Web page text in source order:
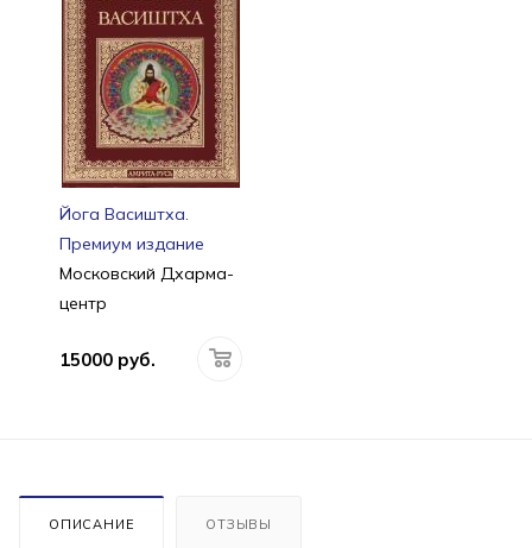
Йога Васиштха.
Премиум издание
Московский Дхарма-
центр
15000 руб.
ОПИСАНИЕ ОТЗЫВЫ